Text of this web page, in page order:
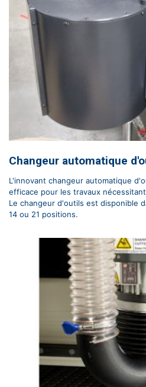
Changeur automatique
L'innovant changeur automatique
efficace pour les travaux
Le changeur d'outils est disponible
14 ou 21 positions.